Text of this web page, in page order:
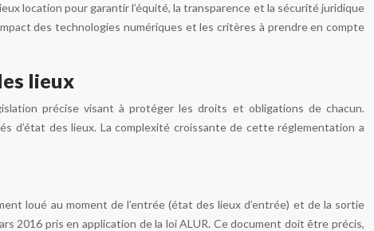
location pour garantir l’équité, la transparence et la sécurité juridique
des technologies numériques et les critères à prendre en compte
lieux
précise visant à protéger les droits et obligations de chacun.
d’état des lieux. La complexité croissante de cette réglementation a
loué au moment de l’entrée (état des lieux d’entrée) et de la sortie
2016 pris en application de la loi ALUR. Ce document doit être précis,